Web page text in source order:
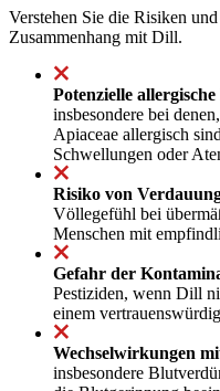
Verstehen Sie die Risiken
Zusammenhang mit Dill.
Potenzielle
insbesondere bei
Apiaceae allergisch
Schwellungen oder
Risiko von
Völlegefühl bei
Menschen mit
Gefahr der
Pestiziden, wenn Dill
einem
Wechselwirkungen
insbesondere